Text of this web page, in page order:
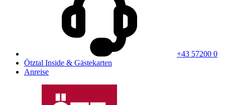
+43 57200 0
Ötztal Inside & Gästekarten
Anreise